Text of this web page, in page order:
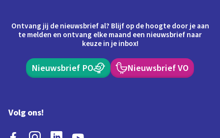
Ontvang jij de nieuwsbrief al? Blijf op de hoogte door je aan
te melden en ontvang elke maand een nieuwsbrief naar
keuze in je inbox!
Nieuwsbrief PO Nieuwsbrief VO
Volg ons!